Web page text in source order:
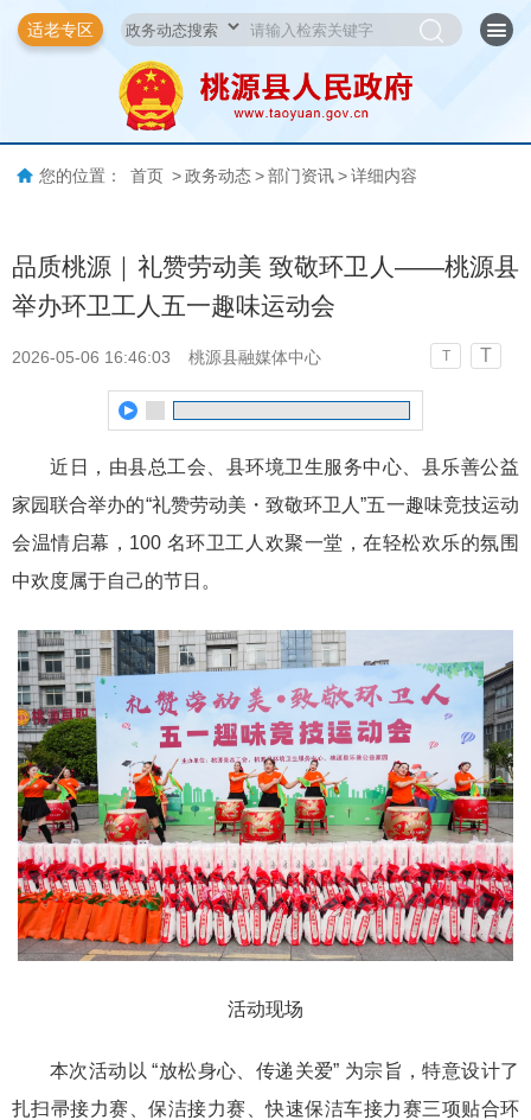
适老专区
您的位置： 首页 > 政务动态 > 部门资讯 > 详细内容
品质桃源｜礼赞劳动美 致敬环卫人——桃源县
举办环卫工人五一趣味运动会
2026-05-06 16:46:03 桃源县融媒体中心 T T
近日，由县总工会、县环境卫生服务中心、县乐善公益
家园联合举办的“礼赞劳动美・致敬环卫人”五一趣味竞技运动
会温情启幕，100 名环卫工人欢聚一堂，在轻松欢乐的氛围
中欢度属于自己的节日。
活动现场
本次活动以 “放松身心、传递关爱” 为宗旨，特意设计了
扎扫帚接力赛、保洁接力赛、快速保洁车接力赛三项贴合环